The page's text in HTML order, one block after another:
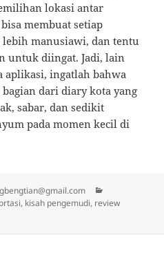
lokasi antar
membuat setiap
manusiawi, dan tentu
untuk diingat. Jadi, lain
aplikasi, ingatlah bahwa
dari diary kota yang
sabar, dan sedikit
pada momen kecil di
kisah pengemudi, review